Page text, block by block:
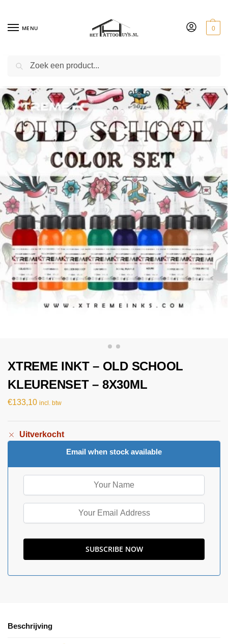
MENU 0
XTREME INKT – OLD SCHOOL
KLEURENSET – 8X30ML
€133,10 incl. btw
Uitverkocht
Email when stock available
Beschrijving